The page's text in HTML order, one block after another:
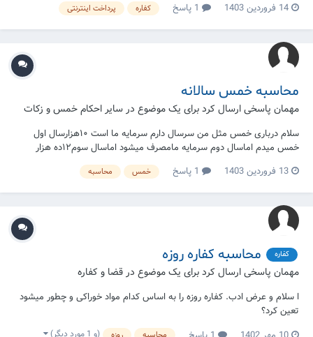
14 فروردین 1403
کفاره پرداخت اینترنتی
محاسبه خمس سالانه
مهمان پاسخی ارسال کرد برای یک موضوع در سایر احکام خمس و زکات
سلام درباری خمس مثل من سرسال دارم سرمایه ما است ۱۰هزارسال اول
خمس میدم اماسال دوم سرمایه مامصرف میشود اماسال سوم۱۲ده هزار
سرمایه بدست اوردیم حالا یکسال به مابین سرمایه راازدست دادیم ماانجا
حساب خمس خده ازسر همیشرا خمس بیدم یاکی دوهزار افی اشرا تشکر
13 فروردین 1403 خمس محاسبه
کفاره محاسبه کفاره روزه
مهمان پاسخی ارسال کرد برای یک موضوع در قضا و کفاره
ا سلام و عرض ادب. کفاره روزه را به اساس کدام مواد خوراکی و چطور میشود
تعین کرد؟
(و 1 مورد دیگر)